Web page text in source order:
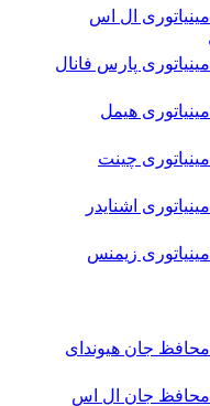
ال اس
پارس فانال
هیمل
چینت
اشنایدر
زیمنس
محافظ جان هیوندای
محافظ جان ال اس